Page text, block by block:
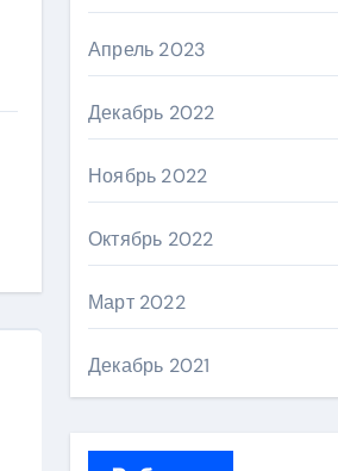
Апрель 2023
Декабрь 2022
Ноябрь 2022
Октябрь 2022
Март 2022
Декабрь 2021